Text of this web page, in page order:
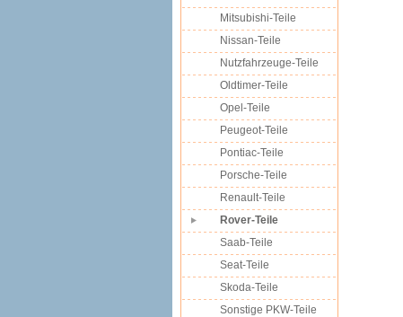
Mitsubishi-Teile
Nissan-Teile
Nutzfahrzeuge-Teile
Oldtimer-Teile
Opel-Teile
Peugeot-Teile
Pontiac-Teile
Porsche-Teile
Renault-Teile
Rover-Teile
Saab-Teile
Seat-Teile
Skoda-Teile
Sonstige PKW-Teile